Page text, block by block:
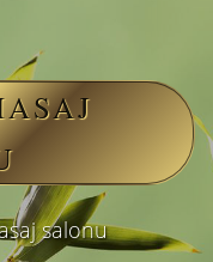
salonu